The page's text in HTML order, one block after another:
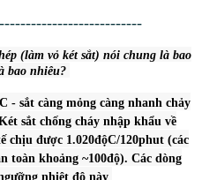
(làm vỏ két sắt) nói chung là bao
bao nhiêu?
- sắt càng mỏng càng nhanh chảy
sắt chống cháy nhập khẩu về
chịu được 1.020độC/120phut (các
toàn khoảng ~100độ). Các dòng
nhiệt độ này